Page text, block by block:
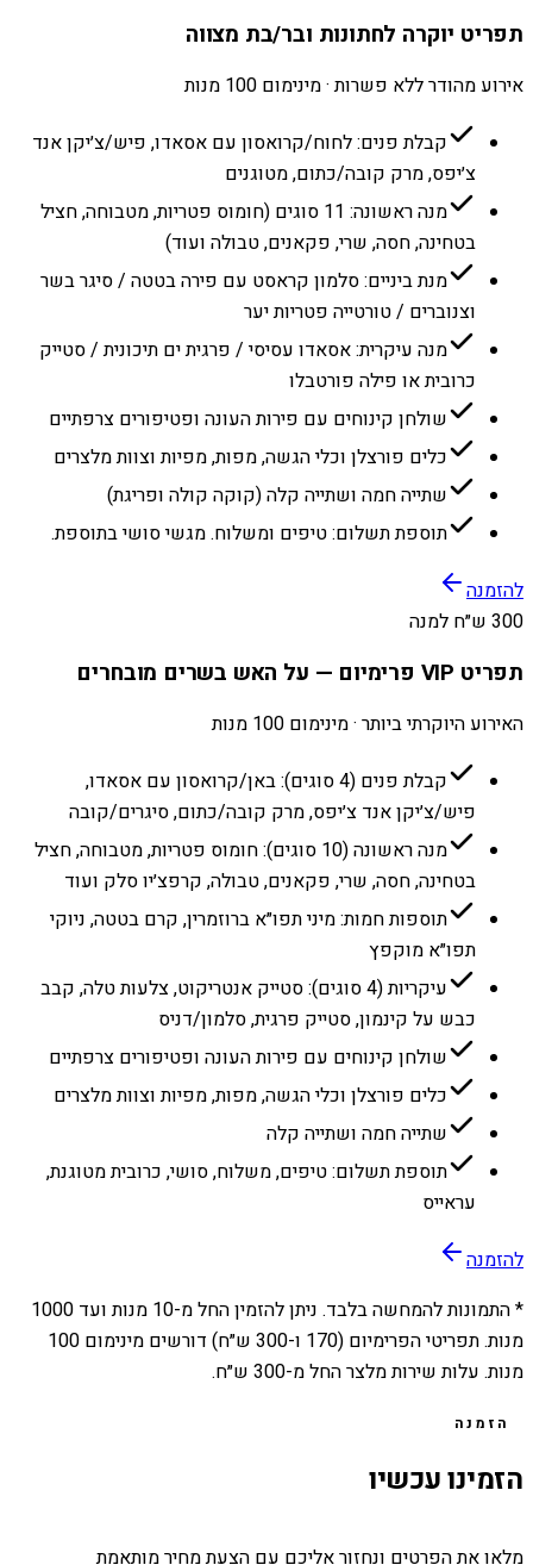
תפריט יוקרה לחתונות ובר/בת מצווה
אירוע מהודר ללא פשרות · מינימום 100 מנות
קבלת פנים: לחוח/קרואסון עם אסאדו, פיש/צ׳יקן אנד
צ׳יפס, מרק קובה/כתום, מטוגנים
מנה ראשונה: 11 סוגים (חומוס פטריות, מטבוחה, חציל
בטחינה, חסה, שרי, פקאנים, טבולה ועוד)
מנת ביניים: סלמון קראסט עם פירה בטטה / סיגר בשר
וצנוברים / טורטייה פטריות יער
מנה עיקרית: אסאדו עסיסי / פרגית ים תיכונית / סטייק
כרובית או פילה פורטבלו
שולחן קינוחים עם פירות העונה ופטיפורים צרפתיים
כלים פורצלן וכלי הגשה, מפות, מפיות וצוות מלצרים
שתייה חמה ושתייה קלה (קוקה קולה ופריגת)
תוספת תשלום: טיפים ומשלוח. מגשי סושי בתוספת.
להזמנה
300 ש״ח למנה
תפריט VIP פרימיום — על האש בשרים מובחרים
האירוע היוקרתי ביותר · מינימום 100 מנות
קבלת פנים (4 סוגים): באן/קרואסון עם אסאדו,
פיש/צ׳יקן אנד צ׳יפס, מרק קובה/כתום, סיגרים/קובה
מנה ראשונה (10 סוגים): חומוס פטריות, מטבוחה, חציל
בטחינה, חסה, שרי, פקאנים, טבולה, קרפצ׳יו סלק ועוד
תוספות חמות: מיני תפו״א ברוזמרין, קרם בטטה, ניוקי
תפו״א מוקפץ
עיקריות (4 סוגים): סטייק אנטריקוט, צלעות טלה, קבב
כבש על קינמון, סטייק פרגית, סלמון/דניס
שולחן קינוחים עם פירות העונה ופטיפורים צרפתיים
כלים פורצלן וכלי הגשה, מפות, מפיות וצוות מלצרים
שתייה חמה ושתייה קלה
תוספת תשלום: טיפים, משלוח, סושי, כרובית מטוגנת,
עראייס
להזמנה
* התמונות להמחשה בלבד. ניתן להזמין החל מ-10 מנות ועד 1000
מנות. תפריטי הפרימיום (170 ו-300 ש״ח) דורשים מינימום 100
מנות. עלות שירות מלצר החל מ-300 ש״ח.
הזמנה
הזמינו עכשיו
מלאו את הפרטים ונחזור אליכם עם הצעת מחיר מותאמת